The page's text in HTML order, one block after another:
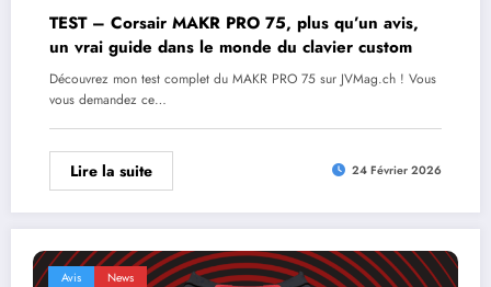
TEST – Corsair MAKR PRO 75, plus qu’un avis,
un vrai guide dans le monde du clavier custom
Découvrez mon test complet du MAKR PRO 75 sur JVMag.ch ! Vous
vous demandez ce…
Lire la suite 24 Février 2026
Avis News